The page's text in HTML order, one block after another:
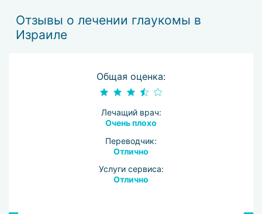
Отзывы о лечении глаукомы в
Израиле
Общая оценка:
Лечащий врач:
Очень плохо
Переводчик:
Отлично
Услуги сервиса:
Отлично